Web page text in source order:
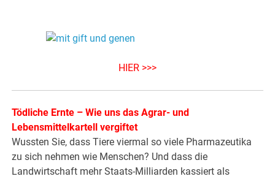
HIER >>>
Tödliche Ernte – Wie uns das Agrar- und
Lebensmittelkartell vergiftet
Wussten Sie, dass Tiere viermal so viele Pharmazeutika
zu sich nehmen wie Menschen? Und dass die
Landwirtschaft mehr Staats-Milliarden kassiert als